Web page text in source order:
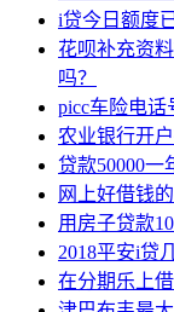
i贷今日额度
花呗补充资
吗？
picc车险电
农业银行开
贷款50000一
网上好借钱
用房子贷款
2018平安i贷
在分期乐上借